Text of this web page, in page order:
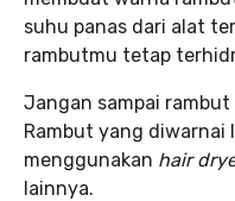
suhu panas dari alat
rambutmu tetap
Jangan sampai
Rambut yang diwarnai
menggunakan hair
lainnya.